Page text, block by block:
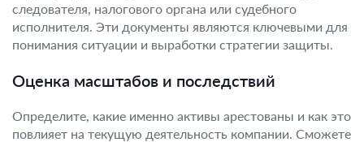
следователя, налогового органа или судебного
исполнителя. Эти документы являются ключевыми для
понимания ситуации и выработки стратегии защиты.
Оценка масштабов и последствий
Определите, какие именно активы арестованы и как это
повлияет на текущую деятельность компании. Сможете